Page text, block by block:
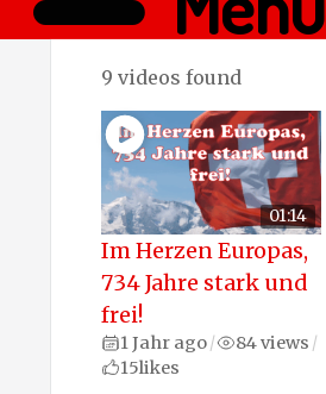
9 videos found
01:14
Im Herzen Europas,
734 Jahre stark und
frei!
1 Jahr ago/ 84 views /
15likes